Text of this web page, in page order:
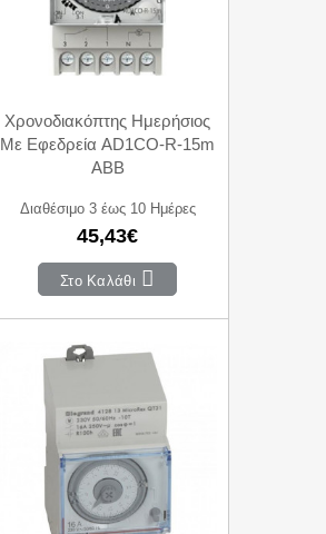
Χρονοδιακόπτης Ημερήσιος
Mε Εφεδρεία AD1CO-R-15m
ABB
Διαθέσιμο 3 έως 10 Ημέρες
45,43€
Στο Καλάθι